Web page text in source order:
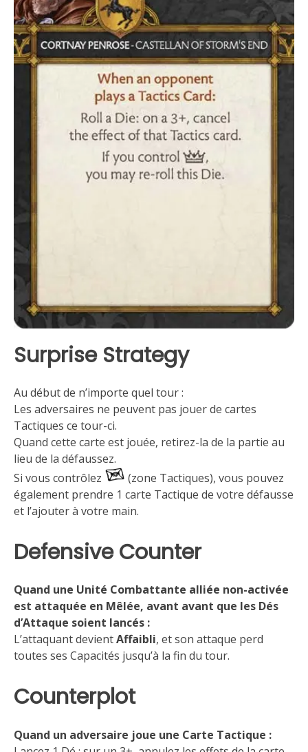
Surprise Strategy
Au début de n’importe quel tour :
Les adversaires ne peuvent pas jouer de cartes
Tactiques ce tour-ci.
Quand cette carte est jouée, retirez-la de la partie au
lieu de la défaussez.
Si vous contrôlez
(zone Tactiques), vous pouvez
également prendre 1 carte Tactique de votre défausse
et l’ajouter à votre main.
Defensive Counter
Quand une Unité Combattante alliée non-activée
est attaquée en Mêlée, avant avant que les Dés
d’Attaque soient lancés :
L’attaquant devientAffaibli, et son attaque perd
toutes ses Capacités jusqu’à la fin du tour.
Counterplot
Quand un adversaire joue une Carte Tactique :